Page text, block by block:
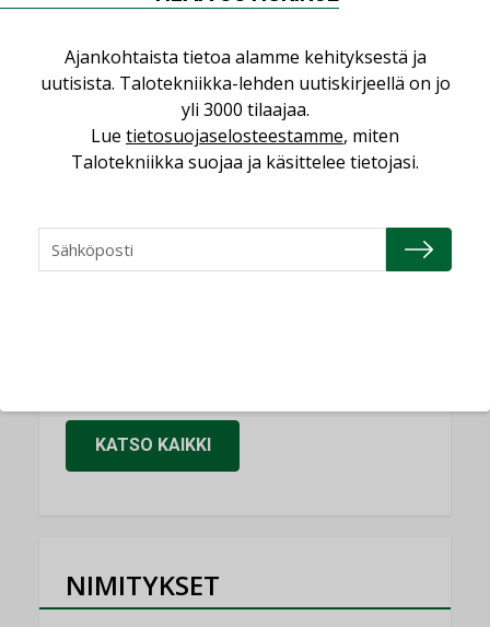
Sähköistäminen säästää euroja
KOLUMNI
Yli miljoona kotia on vailla toimivaa
ilmanvaihtoa
Miten varmistetaan EPD-dokumenteista
saatavien tietojen vertailukelpoisuus?
KATSO KAIKKI
NIMITYKSET
Ajankohtaista tietoa alamme kehityksestä ja
uutisista. Talotekniikka-lehden uutiskirjeellä on jo
yli 3000 tilaajaa.
Lue tietosuojaselosteestamme, miten
Talotekniikka suojaa ja käsittelee tietojasi.